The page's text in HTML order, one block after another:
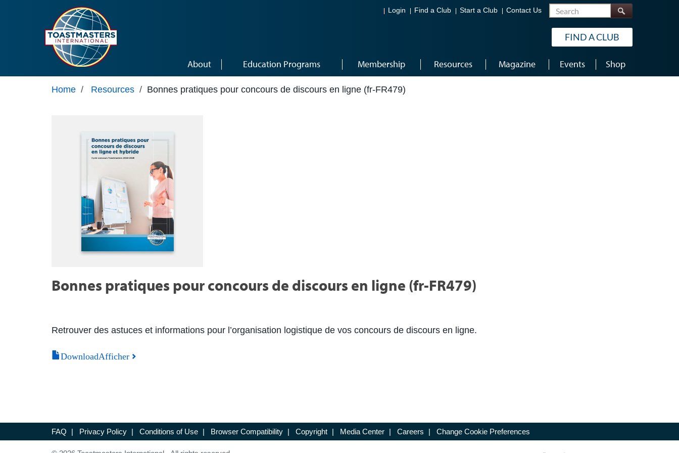
Login Find a Club Start a Club Contact Us Search
FIND A CLUB
About Education Programs Membership Resources Magazine Events Shop
Home / Resources / Bonnes pratiques pour concours de discours en ligne (fr-FR479)
Bonnes pratiques pour concours de discours en ligne (fr-FR479)
Retrouver des astuces et informations pour l’organisation logistique de vos concours de discours en ligne.
DownloadAfficher
FAQ | Privacy Policy | Conditions of Use | Browser Compatibility | Copyright | Media Center | Careers | Change Cookie Preferences